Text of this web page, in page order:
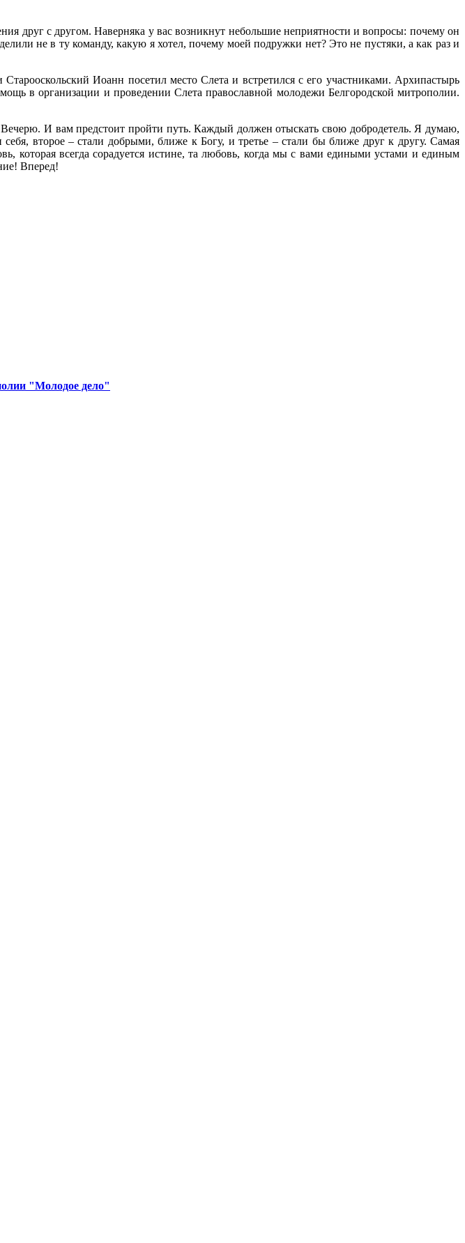
друг с другом. Наверняка у вас возникнут небольшие неприятности и вопросы: почему он
не в ту команду, какую я хотел, почему моей подружки нет? Это не пустяки, а как раз и
Иоанн посетил место Слета и встретился с его участниками. Архипастырь
в организации и проведении Слета православной молодежи Белгородской митрополии.
И вам предстоит пройти путь. Каждый должен отыскать свою добродетель. Я думаю,
второе – стали добрыми, ближе к Богу, и третье – стали бы ближе друг к другу. Самая
которая всегда сорадуется истине, та любовь, когда мы с вами едиными устами и единым
Вперед!
"Молодое дело"